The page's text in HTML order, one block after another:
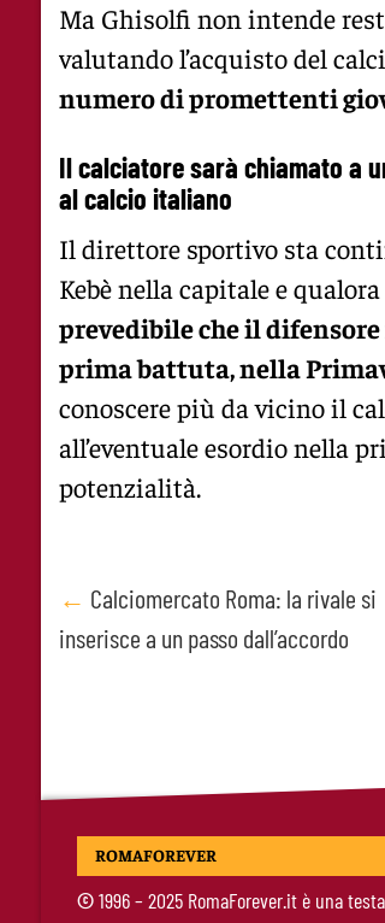
Ma Ghisolfi non intende
valutando l’acquisto del
numero di promettenti
Il calciatore sarà chiamato a
al calcio italiano
Il direttore sportivo sta
Kebè nella capitale e
prevedibile che il
prima battuta, nella
conoscere più da vicino il
all’eventuale esordio nella
potenzialità.
Post
navigation
← Calciomercato Roma: la rivale si
inserisce a un passo dall’accordo
ROMAFOREVER
©1996 – 2025 RomaForever.it è una